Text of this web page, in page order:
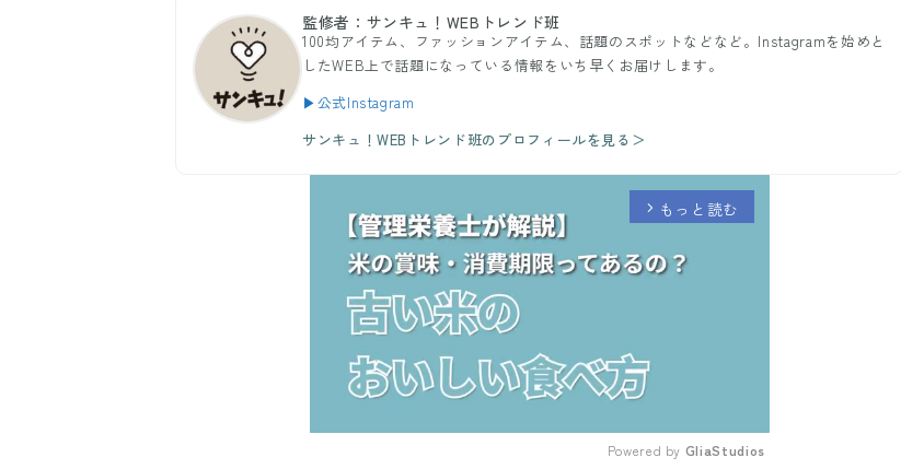
監修者：サンキュ！WEBトレンド班
100均アイテム、ファッションアイテム、話題のスポットなどなど。Instagramを始めと
したWEB上で話題になっている情報をいち早くお届けします。
▶公式Instagram
サンキュ！WEBトレンド班のプロフィールを見る＞
arrow_forward_ios もっと読む
Powered by GliaStudios